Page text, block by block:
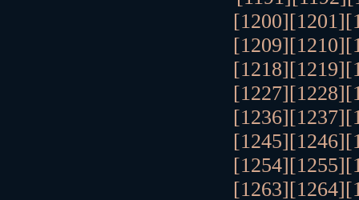
[1200][1201]
[1209][1210]
[1218][1219]
[1227][1228]
[1236][1237]
[1245][1246]
[1254][1255]
[1263][1264]